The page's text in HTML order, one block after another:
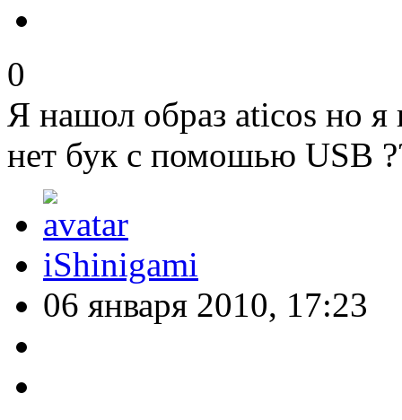
0
Я нашол образ aticos но я
нет бук с помошью USB
iShinigami
06 января 2010, 17:23